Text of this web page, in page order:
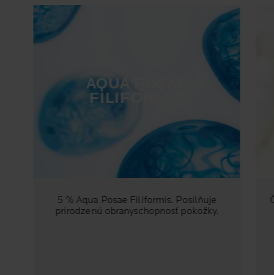
AQUA POSAE
FILIFORMIS
5 % Aqua Posae Filiformis. Posilňuje
prirodzenú obranyschopnosť pokožky.